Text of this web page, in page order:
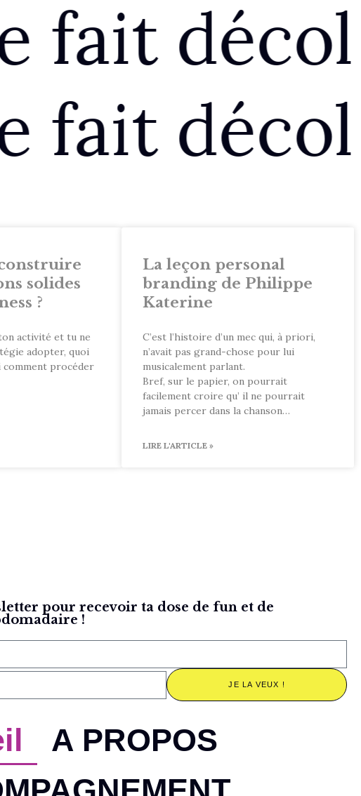
décoller !
décoller !
solides
?
activité et tu ne
adopter, quoi
procéder
La leçon personal
branding de Philippe
Katerine
C’est l’histoire d’un mec qui, à priori,
n’avait pas grand-chose pour lui
musicalement parlant.
Bref, sur le papier, on pourrait
facilement croire qu’ il ne pourrait
jamais percer dans la chanson…
LIRE L'ARTICLE »
pour recevoir ta dose de fun et de
!
JE LA VEUX !
A PROPOS